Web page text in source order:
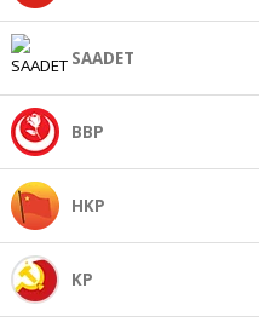
SAADET
BBP
HKP
KP